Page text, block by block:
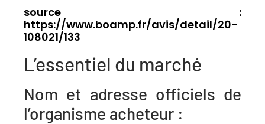
source :
https://www.boamp.fr/avis/detail/20-
108021/133
L’essentiel du marché
Nom et adresse officiels de
l’organisme acheteur :